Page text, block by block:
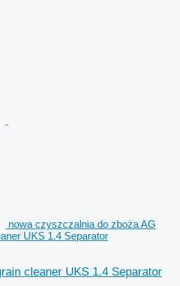
nowa czyszczalnia do zboża AG
UKS 1.4 Separator
cleaner UKS 1.4 Separator